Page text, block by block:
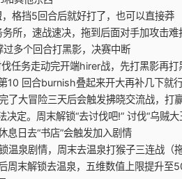
格挡5回合后就好打了，也可以直接莽
所，速战速决，拖到后面对手加攻击难
多个回合打黑影，决赛中断
任务走动完开端hirer战，先打黑影再打
10 回合burnish叠起来开大再补几下就
了大冒险三天后会触发拂晓交流战，打
定。周末解锁“去讨伐吧!” 讨伐“乌贼
息日去“书店”会触发加入剧情
温泉剧情，周末去温泉打猴子三连战（
周末解锁去温泉，五维数值上限提升至